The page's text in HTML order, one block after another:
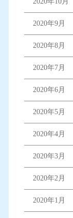
2020年9月
2020年8月
2020年7月
2020年6月
2020年5月
2020年4月
2020年3月
2020年2月
2020年1月